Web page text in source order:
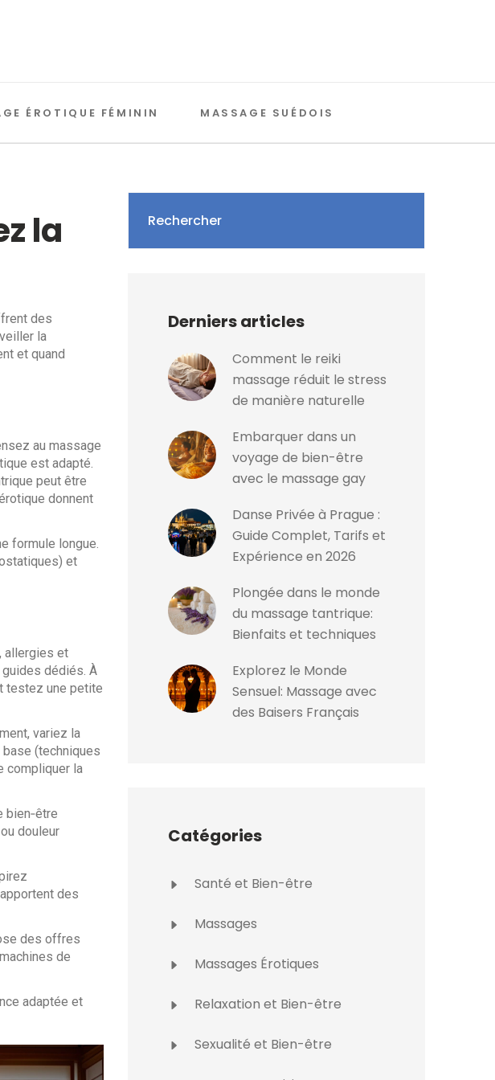
ÉROTIQUE FÉMININ MASSAGE SUÉDOIS
la
des
la
et quand
au massage
est adapté.
peut être
donnent
formule longue.
et
allergies et
dédiés. À
testez une petite
variez la
(techniques
compliquer la
bien‑être
douleur
des
des offres
de
adaptée et
Rechercher
Derniers articles
Comment le reiki
massage réduit le stress
de manière naturelle
Embarquer dans un
voyage de bien-être
avec le massage gay
Danse Privée à Prague :
Guide Complet, Tarifs et
Expérience en 2026
Plongée dans le monde
du massage tantrique:
Bienfaits et techniques
Explorez le Monde
Sensuel: Massage avec
des Baisers Français
Catégories
Santé et Bien-être
Massages
Massages Érotiques
Relaxation et Bien-être
Sexualité et Bien-être